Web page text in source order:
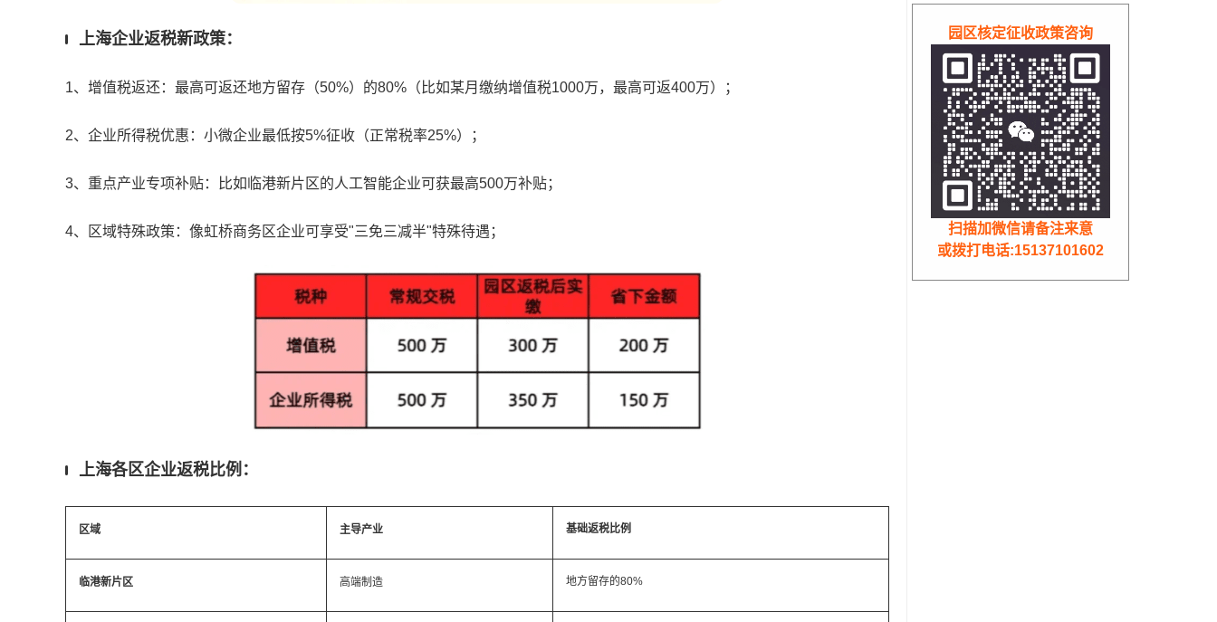
上海企业返税新政策：
1、增值税返还：最高可返还地方留存（50%）的80%（比如某月缴纳增值税1000万，最高可返400万）；
2、企业所得税优惠：小微企业最低按5%征收（正常税率25%）；
3、重点产业专项补贴：比如临港新片区的人工智能企业可获最高500万补贴；
4、区域特殊政策：像虹桥商务区企业可享受"三免三减半"特殊待遇；
上海各区企业返税比例：
区域 主导产业 基础返税比例
临港新片区 高端制造 地方留存的80%
园区核定征收政策咨询
扫描加微信请备注来意
或拨打电话:15137101602